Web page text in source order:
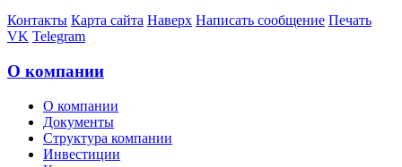
Контакты Карта сайта Наверх Написать сообщение Печать
VK Telegram
О компании
О компании
Документы
Структура компании
Инвестиции